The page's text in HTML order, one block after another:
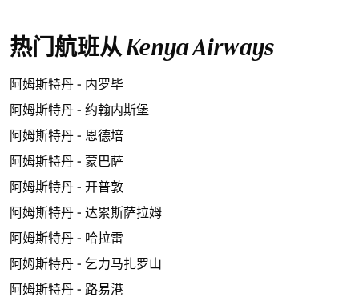
热门航班从 Kenya Airways
阿姆斯特丹 - 内罗毕
阿姆斯特丹 - 约翰内斯堡
阿姆斯特丹 - 恩德培
阿姆斯特丹 - 蒙巴萨
阿姆斯特丹 - 开普敦
阿姆斯特丹 - 达累斯萨拉姆
阿姆斯特丹 - 哈拉雷
阿姆斯特丹 - 乞力马扎罗山
阿姆斯特丹 - 路易港